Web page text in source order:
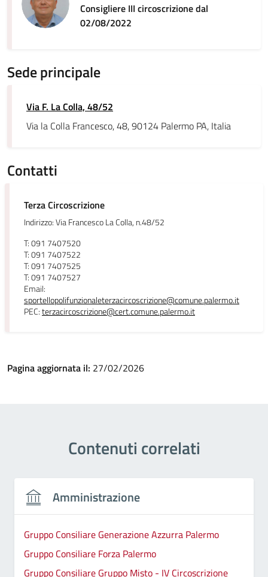
Consigliere III circoscrizione dal
02/08/2022
Sede principale
Via F. La Colla, 48/52
Via la Colla Francesco, 48, 90124 Palermo PA, Italia
Contatti
Terza Circoscrizione
Indirizzo: Via Francesco La Colla, n.48/52
T: 091 7407520
T: 091 7407522
T: 091 7407525
T: 091 7407527
Email:
sportellopolifunzionaleterzacircoscrizione@comune.palermo.it
PEC:terzacircoscrizione@cert.comune.palermo.it
Pagina aggiornata il: 27/02/2026
Contenuti correlati
Amministrazione
Gruppo Consiliare Generazione Azzurra Palermo
Gruppo Consiliare Forza Palermo
Gruppo Consiliare Gruppo Misto - IV Circoscrizione